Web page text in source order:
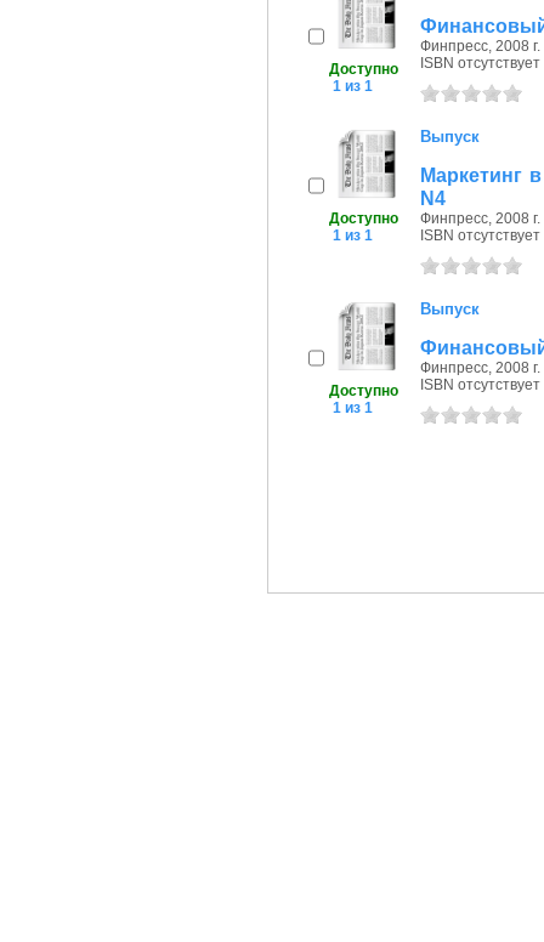
Доступно
1 из 1
Финпресс, 2008 г.
ISBN отсутствует
Доступно
1 из 1
Выпуск
Маркетинг
N4
Финпресс, 2008 г.
ISBN отсутствует
Доступно
1 из 1
Выпуск
Финпресс, 2008 г.
ISBN отсутствует